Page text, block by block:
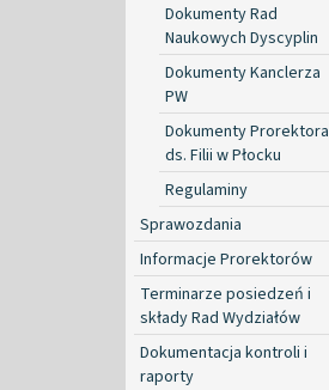
Dokumenty Rad
Naukowych Dyscyplin
Dokumenty Kanclerza
PW
Dokumenty Prorektora
ds. Filii w Płocku
Regulaminy
Sprawozdania
Informacje Prorektorów
Terminarze posiedzeń i
składy Rad Wydziałów
Dokumentacja kontroli i
raporty